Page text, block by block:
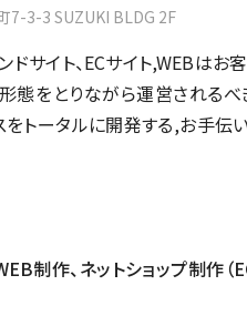
7-3-3 SUZUKI BLDG 2F
ドサイト、ECサイト,WEBは
態をとりながら運営されるべ
をトータルに開発する,お手
制作、ネットショップ制作（